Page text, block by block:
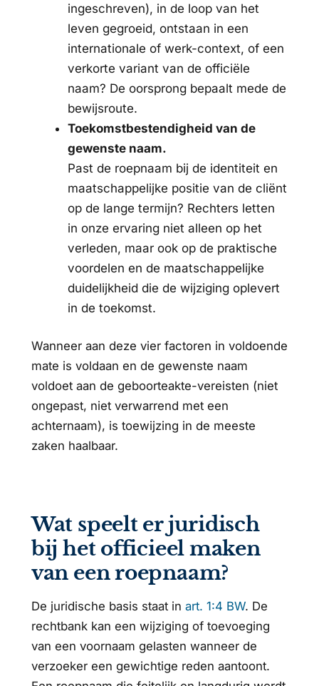
ingeschreven), in de loop van het
leven gegroeid, ontstaan in een
internationale of werk-context, of een
verkorte variant van de officiële
naam? De oorsprong bepaalt mede de
bewijsroute.
Toekomstbestendigheid van de
gewenste naam.
Past de roepnaam bij de identiteit en
maatschappelijke positie van de cliënt
op de lange termijn? Rechters letten
in onze ervaring niet alleen op het
verleden, maar ook op de praktische
voordelen en de maatschappelijke
duidelijkheid die de wijziging oplevert
in de toekomst.
Wanneer aan deze vier factoren in voldoende
mate is voldaan en de gewenste naam
voldoet aan de geboorteakte-vereisten (niet
ongepast, niet verwarrend met een
achternaam), is toewijzing in de meeste
zaken haalbaar.
Wat speelt er juridisch
bij het officieel maken
van een roepnaam?
De juridische basis staat in art. 1:4 BW. De
rechtbank kan een wijziging of toevoeging
van een voornaam gelasten wanneer de
verzoeker een gewichtige reden aantoont.